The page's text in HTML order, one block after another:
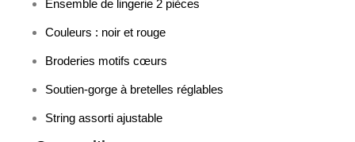
Ensemble de lingerie 2 pièces
Couleurs : noir et rouge
Broderies motifs cœurs
Soutien-gorge à bretelles réglables
String assorti ajustable